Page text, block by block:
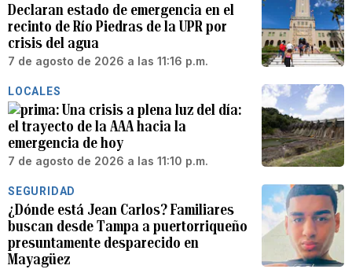
Declaran estado de emergencia en el
recinto de Río Piedras de la UPR por
crisis del agua
7 de agosto de 2026 a las 11:16 p.m.
LOCALES
Una crisis a plena luz del día:
el trayecto de la AAA hacia la
emergencia de hoy
7 de agosto de 2026 a las 11:10 p.m.
SEGURIDAD
¿Dónde está Jean Carlos? Familiares
buscan desde Tampa a puertorriqueño
presuntamente desparecido en
Mayagüez